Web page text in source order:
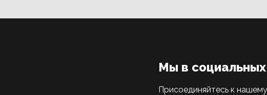
Мы в социальных
Присоединяйтесь к